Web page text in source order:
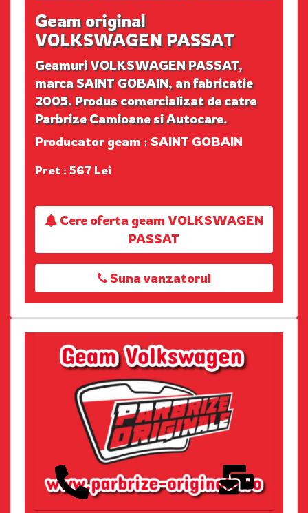
Geam original
VOLKSWAGEN PASSAT
Geamuri VOLKSWAGEN PASSAT,
marca SAINT GOBAIN, an fabricatie
2005. Produs comercializat de catre
Parbrize Camioane si Autocare.
Producator geam : SAINT GOBAIN
Pret : 567 Lei
Cere oferta geam VOLKSWAGEN
PASSAT
Suna vanzatorul